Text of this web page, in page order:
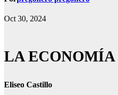
Oct 30, 2024
LA
Eliseo Castillo